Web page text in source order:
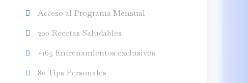
Acceso al Programa Mensual
200 Recetas Saludables
+165 Entrenamientos exclusivos
80 Tips Personales